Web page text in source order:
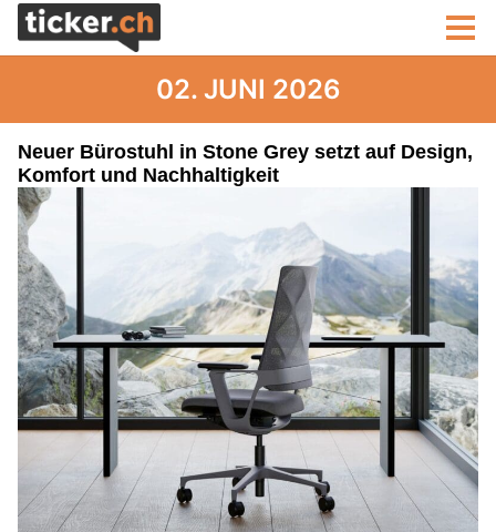
02. JUNI 2026
Neuer Bürostuhl in Stone Grey setzt auf Design,
Komfort und Nachhaltigkeit